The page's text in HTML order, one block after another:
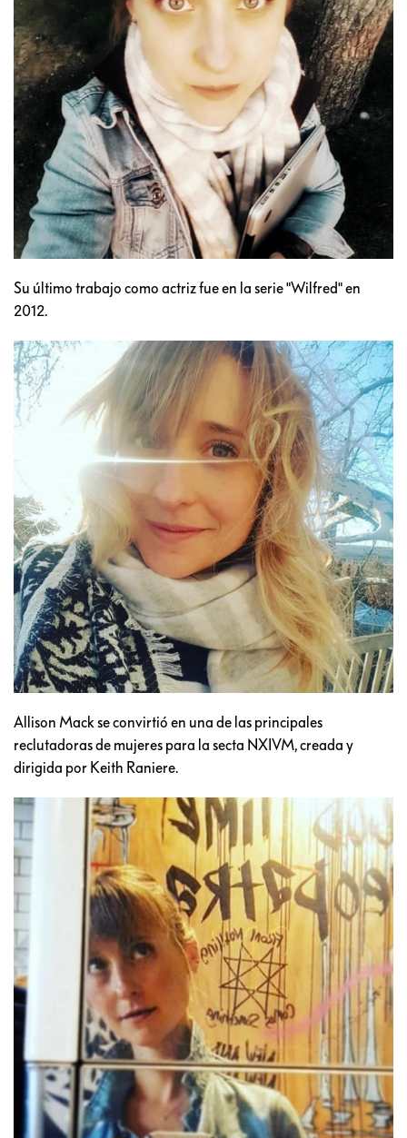
Su último trabajo como actriz fue en la serie "Wilfred" en
2012.
Allison Mack se convirtió en una de las principales
reclutadoras de mujeres para la secta NXIVM, creada y
dirigida por Keith Raniere.